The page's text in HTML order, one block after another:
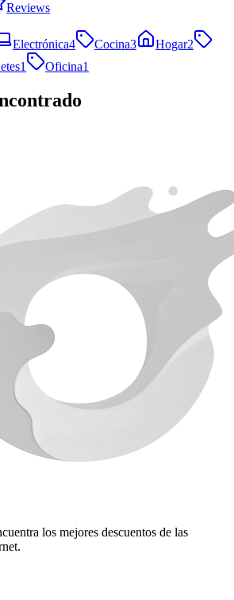
Reviews
Electrónica4 Cocina3 Hogar2
1 Oficina1
los mejores descuentos de las